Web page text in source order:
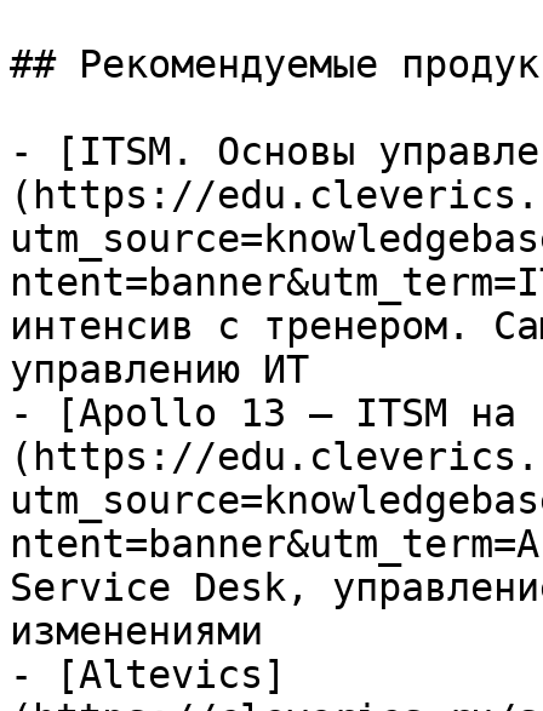
## Рекомендуемые
- [ITSM. Основы
(https://
интенсив с тренером.
управлению ИТ
- [Apollo 13 — ITSM на
(https://
Service Desk,
изменениями
- [Altevics]